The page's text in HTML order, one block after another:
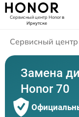
Сервисный центр Honorв
Иркутске
Сервисный
Замена
Honor 70